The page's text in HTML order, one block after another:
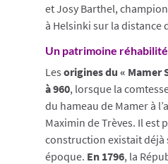
et Josy Barthel,
à Helsinki sur la distance
Un patrimoine réhabilité
Les origines du « Mamer
à 960, lorsque la
du hameau de Mamer à
Maximin de Trèves. Il est
construction existait déjà
époque. En 1796, la